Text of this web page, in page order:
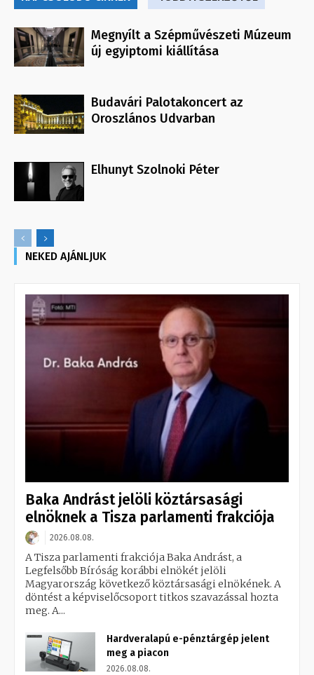
Megnyílt a Szépművészeti Múzeum
új egyiptomi kiállítása
Budavári Palotakoncert az
Oroszlános Udvarban
Elhunyt Szolnoki Péter
NEKED AJÁNLJUK
Baka Andrást jelöli köztársasági
elnöknek a Tisza parlamenti frakciója
2026.08.08.
A Tisza parlamenti frakciója Baka Andrást, a
Legfelsőbb Bíróság korábbi elnökét jelöli
Magyarország következő köztársasági elnökének. A
döntést a képviselőcsoport titkos szavazással hozta
meg. A...
Hardveralapú e-pénztárgép jelent
meg a piacon
2026.08.08.